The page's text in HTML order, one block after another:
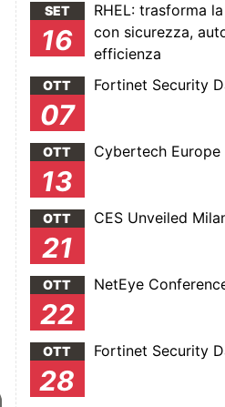
SET
16
RHEL: trasforma
con sicurezza,
efficienza
OTT
07
Fortinet Security
OTT
13
Cybertech Europe
OTT
21
CES Unveiled
OTT
22
NetEye
OTT
28
Fortinet Security